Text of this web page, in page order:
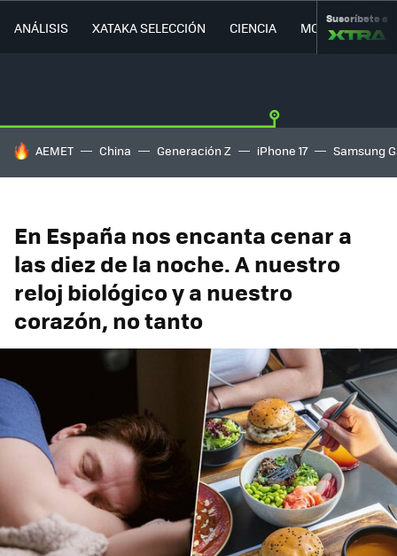
ANÁLISIS XATAKA SELECCIÓN CIENCIA MOVILIDAD
Suscríbete a
HOY SE HABLA DE
AEMET China Generación Z iPhone 17 Samsung
En España nos encanta cenar a
las diez de la noche. A nuestro
reloj biológico y a nuestro
corazón, no tanto